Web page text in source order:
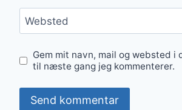
Websted
Gem mit navn, mail og websted i
til næste gang jeg kommenterer.